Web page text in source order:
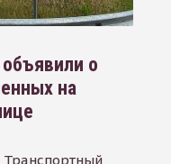
о
на
Транспортный